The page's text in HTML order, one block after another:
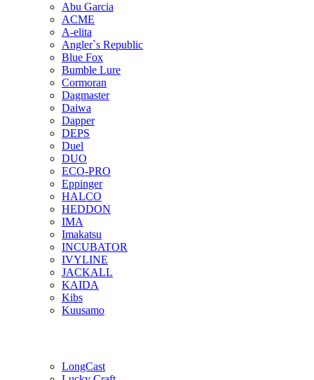
Abu Garcia
ACME
A-elita
Angler`s Republic
Blue Fox
Bumble Lure
Cormoran
Dagmaster
Daiwa
Dapper
DEPS
Duel
DUO
ECO-PRO
Eppinger
HALCO
HEDDON
IMA
Imakatsu
INCUBATOR
IVYLINE
JACKALL
KAIDA
Kibs
Kuusamo
LongCast